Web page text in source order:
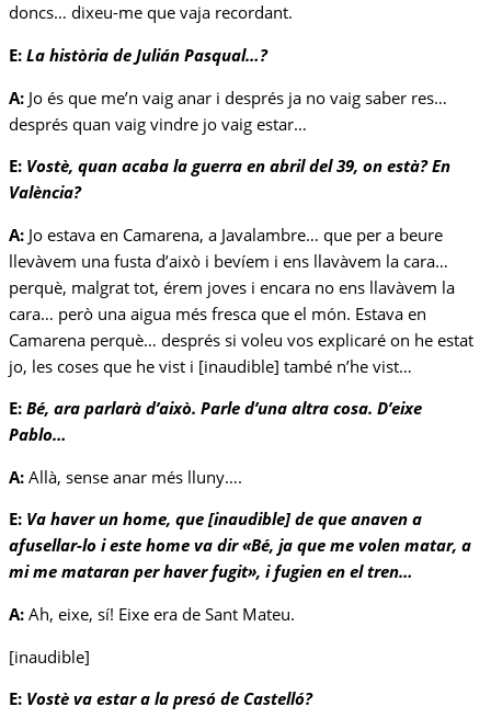
doncs… dixeu-me que vaja recordant.
E: La història de Julián Pasqual…?
A: Jo és que me’n vaig anar i després ja no vaig saber res…
després quan vaig vindre jo vaig estar…
E: Vostè, quan acaba la guerra en abril del 39, on està? En
València?
A: Jo estava en Camarena, a Javalambre… que per a beure
llevàvem una fusta d’això i bevíem i ens llavàvem la cara…
perquè, malgrat tot, érem joves i encara no ens llavàvem la
cara… però una aigua més fresca que el món. Estava en
Camarena perquè… després si voleu vos explicaré on he estat
jo, les coses que he vist i [inaudible] també n’he vist…
E: Bé, ara parlarà d’això. Parle d’una altra cosa. D’eixe
Pablo…
A: Allà, sense anar més lluny….
E: Va haver un home, que [inaudible] de que anaven a
afusellar-lo i este home va dir «Bé, ja que me volen matar, a
mi me mataran per haver fugit», i fugien en el tren…
A: Ah, eixe, sí! Eixe era de Sant Mateu.
[inaudible]
E: Vostè va estar a la presó de Castelló?